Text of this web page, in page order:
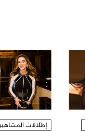
إطلالات